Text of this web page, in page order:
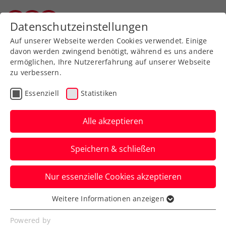
Zurück zur Newsübersicht
WTA
Tagger-Höhenflug setzt
sich fort: WTA-Finale in
Jiujiang live auf ORF 1
Österreichs Shootingstar nimmt in China
die Nummer 2 raus und kämpft am
Sonntag um 8:30 Uhr um den Titel.
Verfasst von: Manuel Wachta, 01.11.2025
Datenschutzeinstellungen
Auf unserer Webseite werden Cookies verwendet. Einige
davon werden zwingend benötigt, während es uns andere
ermöglichen, Ihre Nutzererfahrung auf unserer Webseite
zu verbessern.
Essenziell Statistiken
Alle akzeptieren
Speichern & schließen
Nur essenzielle Cookies akzeptieren
Essenziell
Essenzielle Cookies werden für grundlegende
Weitere Informationen anzeigen
Powered by